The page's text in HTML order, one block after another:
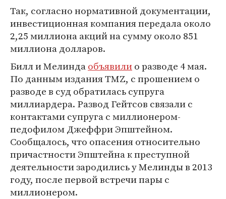
Так, согласно нормативной документации,
инвестиционная компания передала около
2,25 миллиона акций на сумму около 851
миллиона долларов.
Билл и Мелиндаобъявилио разводе 4 мая.
По данным издания TMZ, с прошением о
разводе в суд обратилась супруга
миллиардера. Развод Гейтсов связали с
контактами супруга с миллионером-
педофилом Джеффри Эпштейном.
Сообщалось, что опасения относительно
причастности Эпштейна к преступной
деятельности зародились у Мелинды в 2013
году, после первой встречи пары с
миллионером.